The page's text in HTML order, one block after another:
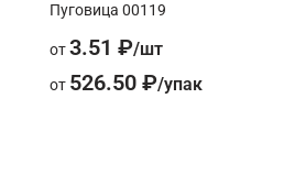
Пуговица 00119
от 3.51 ₽
от 526.50 ₽